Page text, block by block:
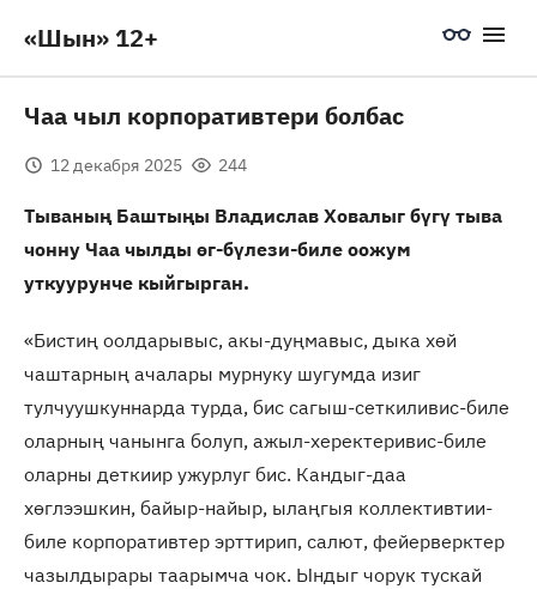
«Шын» 12+
Чаа чыл корпоративтери болбас
12 декабря 2025 244
Тываның Баштыңы Владислав Ховалыг бүгү тыва
чонну Чаа чылды өг-бүлези-биле оожум
уткуурунче кыйгырган.
«Бистиң оолдарывыс, акы-дуңмавыс, дыка хөй
чаштарның ачалары мурнуку шугумда изиг
тулчуушкуннарда турда, бис сагыш-сеткиливис-биле
оларның чанынга болуп, ажыл-херектеривис-биле
оларны деткиир ужурлуг бис. Кандыг-даа
хөглээшкин, байыр-найыр, ылаңгыя коллективтии-
биле корпоративтер эрттирип, салют, фейерверктер
чазылдырары таарымча чок. Ындыг чорук тускай